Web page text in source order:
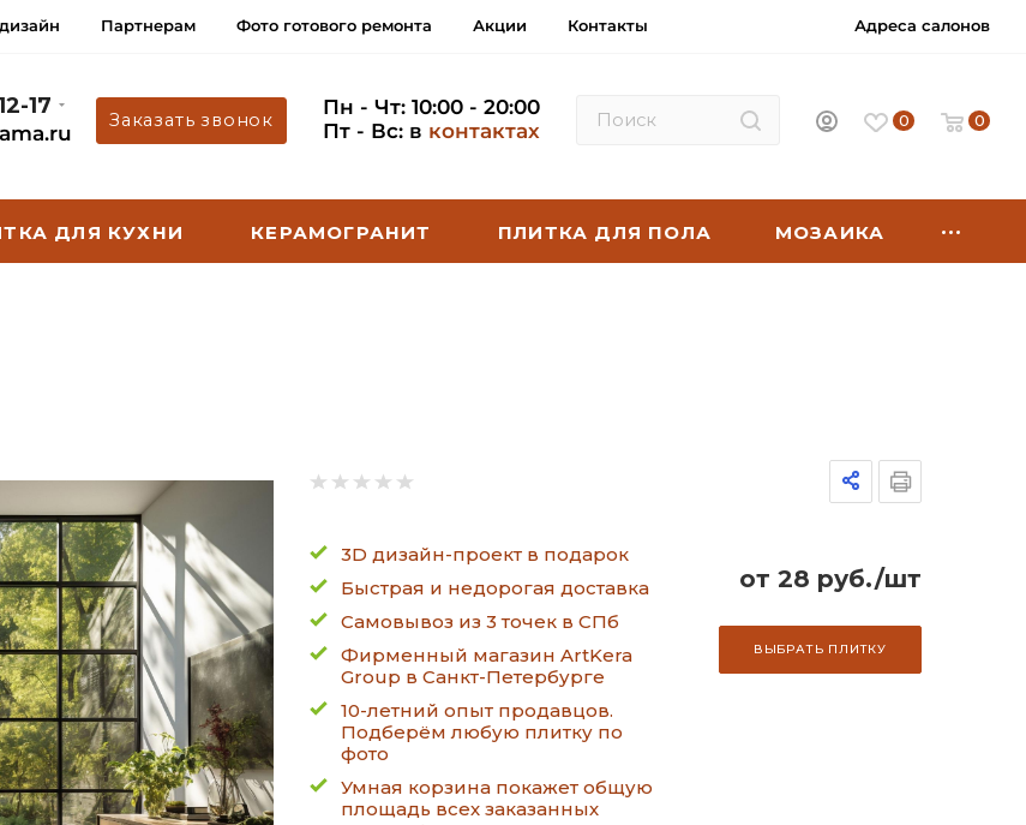
Партнерам Фото готового ремонта Акции Контакты Адреса салонов
17
Заказать звонок
Пн - Чт: 10:00 - 20:00
Пт - Вс: в контактах 0 0
ДЛЯ КУХНИ КЕРАМОГРАНИТ ПЛИТКА ДЛЯ ПОЛА МОЗАИКА
3D дизайн-проект в подарок
Быстрая и недорогая доставка
Самовывоз из 3 точек в СПб
Фирменный магазин ArtKera
Group в Санкт-Петербурге
10-летний опыт продавцов.
Подберём любую плитку по
фото
Умная корзина покажет общую
площадь всех заказанных
от 28 руб./шт
ВЫБРАТЬ ПЛИТКУ